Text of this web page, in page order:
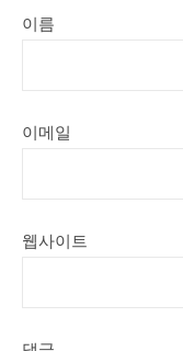
이름
이메일
웹사이트